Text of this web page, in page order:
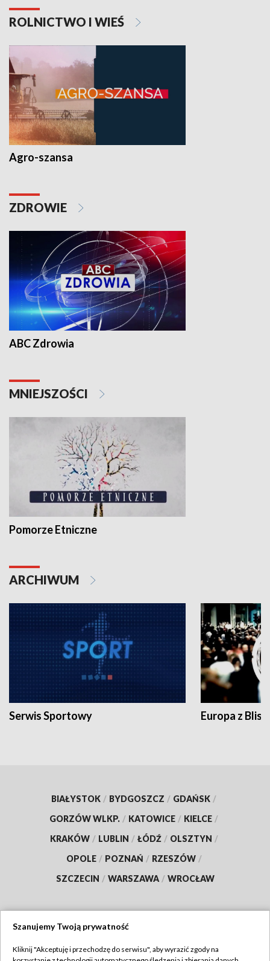
ROLNICTWO I WIEŚ
Agro-szansa
ZDROWIE
ABC Zdrowia
MNIEJSZOŚCI
Pomorze Etniczne
ARCHIWUM
Serwis Sportowy Europa z
BIAŁYSTOK / BYDGOSZCZ / GDAŃSK /
GORZÓW WLKP. / KATOWICE / KIELCE /
KRAKÓW / LUBLIN / ŁÓDŹ / OLSZTYN /
OPOLE / POZNAŃ / RZESZÓW /
SZCZECIN / WARSZAWA / WROCŁAW
Szanujemy Twoją prywatność
Kliknij "Akceptuję i przechodzę do serwisu", aby wyrazić zgody na